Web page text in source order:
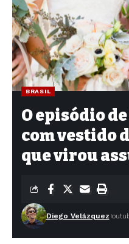
BRASIL
O episódio
com vestido
que virou
Diego Velázquez